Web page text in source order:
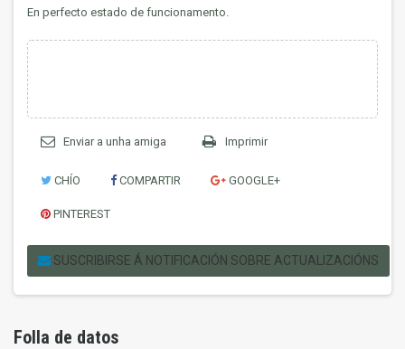
En perfecto estado de funcionamento.
Enviar a unha amiga Imprimir
CHÍO COMPARTIR GOOGLE+
PINTEREST
SUSCRIBIRSE Á NOTIFICACIÓN SOBRE ACTUALIZACIÓNS
Folla de datos